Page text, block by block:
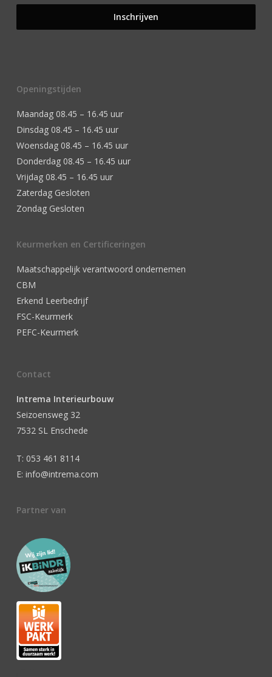
Openingstijden
Maandag 08.45 – 16.45 uur
Dinsdag 08.45 – 16.45 uur
Woensdag 08.45 – 16.45 uur
Donderdag 08.45 – 16.45 uur
Vrijdag 08.45 – 16.45 uur
Zaterdag Gesloten
Zondag Gesloten
Keurmerken en Certificeringen
Maatschappelijk verantwoord ondernemen
CBM
Erkend Leerbedrijf
FSC-Keurmerk
PEFC-Keurmerk
Contact
Intrema Interieurbouw
Seizoensweg 32
7532 SL Enschede
T: 053 461 8114
E: info@intrema.com
Partner van